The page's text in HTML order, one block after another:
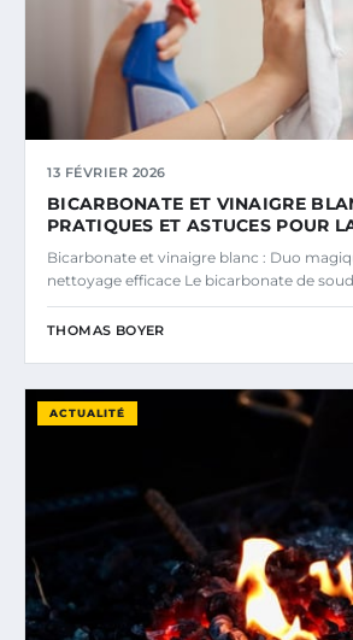
13 FÉVRIER 2026
BICARBONATE ET VINAIGRE
PRATIQUES ET ASTUCES POUR
Bicarbonate et vinaigre blanc : Duo
nettoyage efficace Le bicarbonate de
THOMAS BOYER
ACTUALITÉ